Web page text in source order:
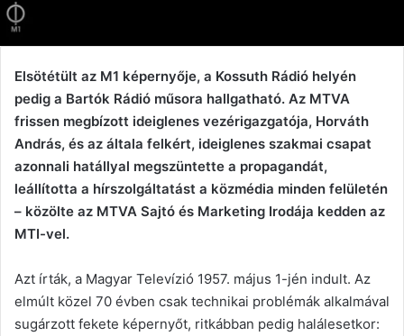
Elsötétült az M1 képernyője, a Kossuth Rádió helyén
pedig a Bartók Rádió műsora hallgatható. Az MTVA
frissen megbízott ideiglenes vezérigazgatója, Horváth
András, és az általa felkért, ideiglenes szakmai csapat
azonnali hatállyal megszüntette a propagandát,
leállította a hírszolgáltatást a közmédia minden felületén
– közölte az MTVA Sajtó és Marketing Irodája kedden az
MTI-vel.
Azt írták, a Magyar Televízió 1957. május 1-jén indult. Az
elmúlt közel 70 évben csak technikai problémák alkalmával
sugárzott fekete képernyőt, ritkábban pedig halálesetkor: